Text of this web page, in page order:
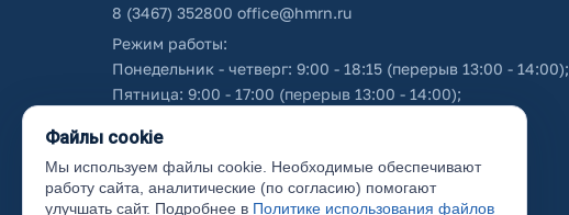
8 (3467) 352800 office@hmrn.ru
Режим работы:
Понедельник - четверг: 9:00 - 18:15 (перерыв 13:00 - 14:00);
Пятница: 9:00 - 17:00 (перерыв 13:00 - 14:00);
Об использовании персональных данных
Файлы cookie
Мы используем файлы cookie. Необходимые обеспечивают
работу сайта, аналитические (по согласию) помогают
улучшать сайт. Подробнее в Политике использования файлов